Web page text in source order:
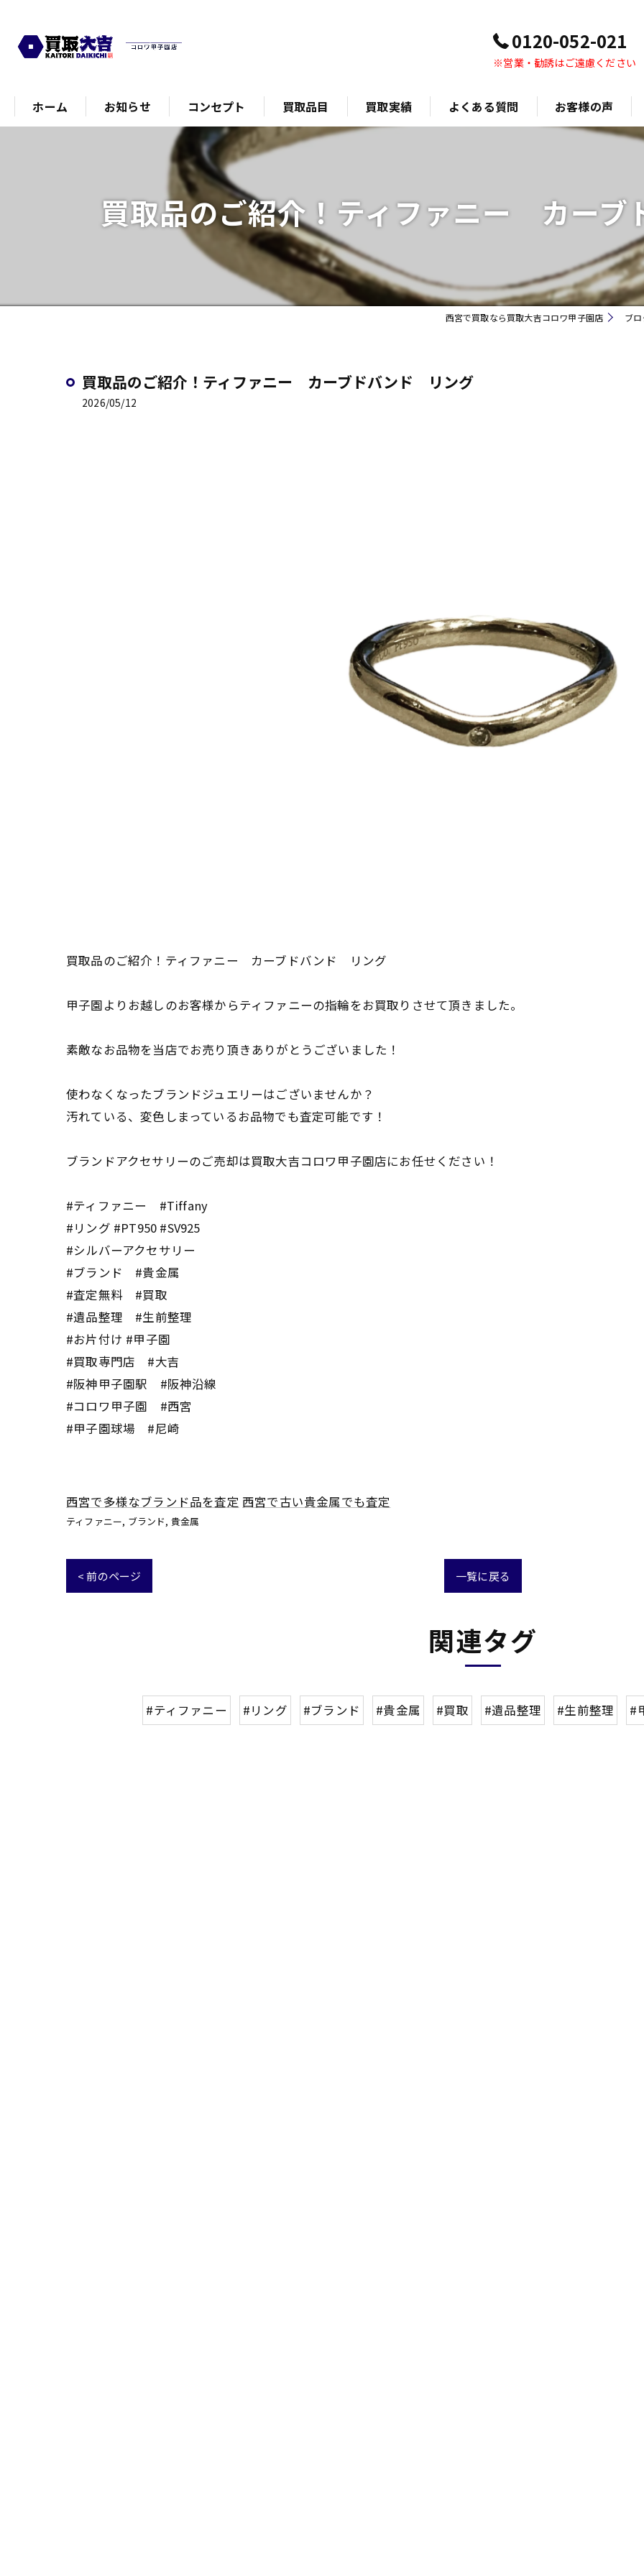
0120-052-021
※営業・勧誘はご遠慮ください
ホーム お知らせ コンセプト 買取品目 買取実績 よくある質問 お客様の声
買取品のご紹介！ティファニー カー
西宮で買取なら買取大吉コロワ甲子園店 ブ
買取品のご紹介！ティファニー カーブドバンド リング
2026/05/12
買取品のご紹介！ティファニー カーブドバンド リング
甲子園よりお越しのお客様からティファニーの指輪をお買取りさせて頂きました。
素敵なお品物を当店でお売り頂きありがとうございました！
使わなくなったブランドジュエリーはございませんか？
汚れている、変色しまっているお品物でも査定可能です！
ブランドアクセサリーのご売却は買取大吉コロワ甲子園店にお任せください！
#ティファニー #Tiffany
#リング #PT950 #SV925
#シルバーアクセサリー
#ブランド #貴金属
#査定無料 #買取
#遺品整理 #生前整理
#お片付け #甲子園
#買取専門店 #大吉
#阪神甲子園駅 #阪神沿線
#コロワ甲子園 #西宮
#甲子園球場 #尼崎
西宮で多様なブランド品を査定 西宮で古い貴金属でも査定
ティファニー ブランド 貴金属
< 前のページ 一覧に戻る
関連タグ
#ティファニー #リング #ブランド #貴金属 #買取 #遺品整理 #生前整理 #